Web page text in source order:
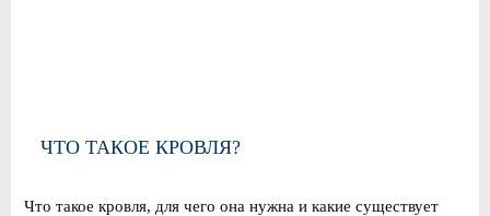
ЧТО ТАКОЕ КРОВЛЯ?
Что такое кровля, для чего она нужна и какие существует